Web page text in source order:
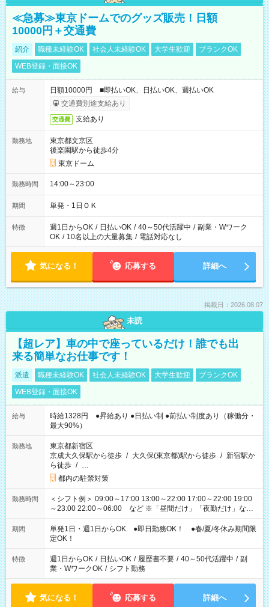
≪急募≫東京ドームでのグッズ販売！日額
10000円＋交通費
紹介 職種未経験OK 社会人未経験OK 大学生歓迎
ブランクOK
WEB登録・面接OK
給与
日額10000円 ■即払いOK、日払いOK、週払いOK
交通費別途支給あり
交通費 支給あり
勤務地
東京都文京区
後楽園駅から徒歩4分
東京ドーム
勤務時間 14:00～23:00
期間 単発・1日ＯＫ
特徴 週1日からOK / 日払いOK / 40～50代活躍中 / 副業・Wワーク
OK / 10名以上の大量募集 / 電話対応なし
気になる！ 応募する 詳細へ
掲載日：2026.08.07
未読
【超レア】車の中で座っているだけ！誰でも出
来る簡単なお仕事です！
派遣 職種未経験OK 社会人未経験OK 大学生歓迎
ブランクOK
WEB登録・面接OK
給与
時給1328円 ●昇給あり ●日払い制 ●前払い制度あり（稼働分・
最大90%）
勤務地
東京都新宿区
京成大久保駅から徒歩 / 大久保(東京都)駅から徒歩 / 新宿駅か
ら徒歩 / …
都内の駐禁対策
勤務時間
＜シフト例＞ 09:00～17:00 13:00～22:00 17:00～22:00 19:00
～23:00 22:00～06:00 など ※「昼間だけ」「夜勤だけ」など
の希望OK
期間
単発1日・週1日からOK ●即日勤務OK！ ●春/夏/冬休み期間限
定OK！
特徴 週1日からOK / 日払いOK / 履歴書不要 / 40～50代活躍中 / 副
業・WワークOK / シフト勤務
気になる！ 応募する 詳細へ